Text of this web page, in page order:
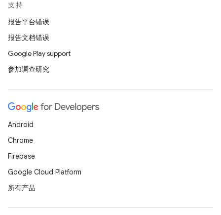
支持
报告平台错误
报告文档错误
Google Play support
参加调查研究
Android
Chrome
Firebase
Google Cloud Platform
所有产品